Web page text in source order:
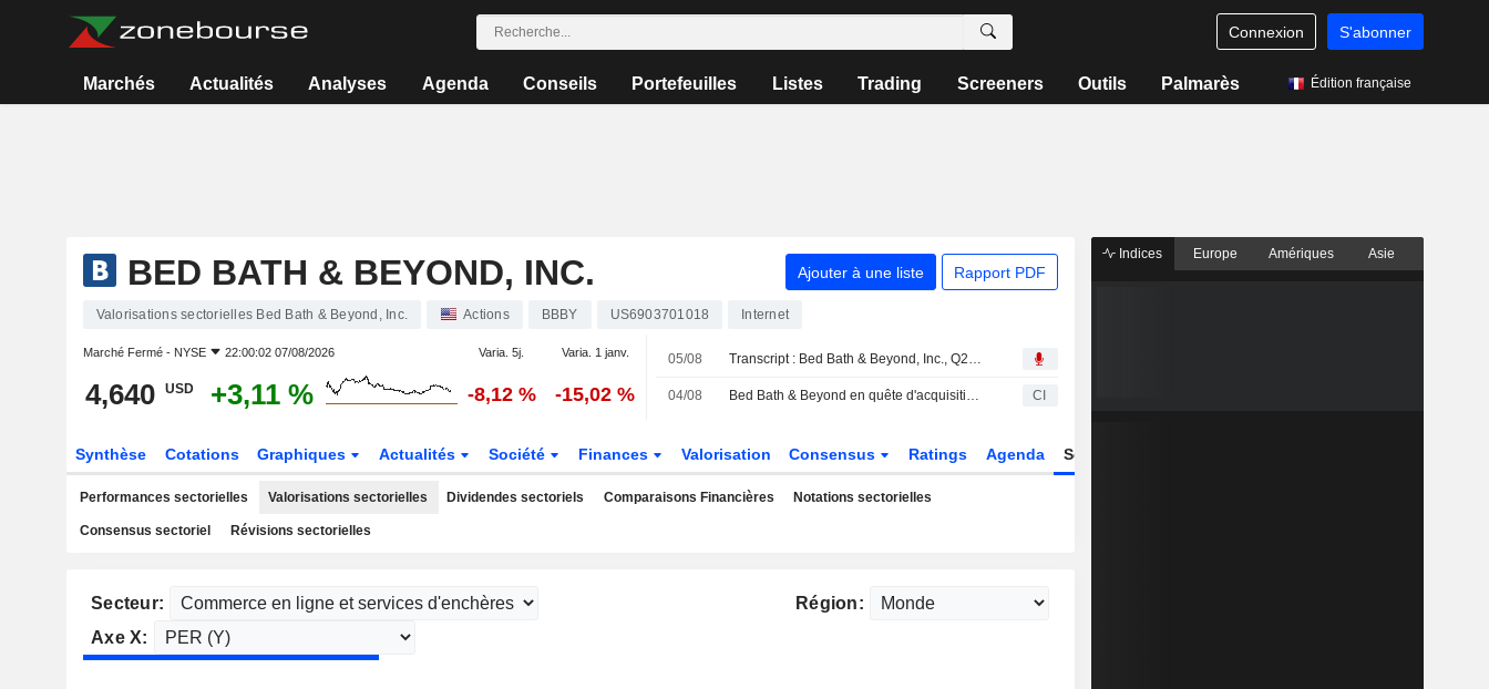
Connexion S'abonner
Marchés Actualités Analyses Agenda Conseils Portefeuilles Listes Trading Screeners Outils Palmarès Édition française
BED BATH & BEYOND, INC. Ajouter à une liste Rapport PDF
Valorisations sectorielles Bed Bath & Beyond, Inc. Actions BBBY US6903701018 Internet
Marché Fermé - NYSE 22:00:02 07/08/2026 Varia. 5j. Varia. 1 janv.
4,640 USD +3,11 % -8,12 % -15,02 %
05/08 Transcript : Bed Bath & Beyond, Inc., Q2 2026 Earnings Call, Aug 04, 2026
04/08 Bed Bath & Beyond en quête d'acquisitions CI
Synthèse Cotations Graphiques Actualités Société Finances Valorisation Consensus Ratings Agenda Secteur
Performances sectorielles Valorisations sectorielles Dividendes sectoriels Comparaisons Financières Notations sectorielles
Consensus sectoriel Révisions sectorielles
Secteur:
Région:
Axe X:
Indices Europe Amériques Asie